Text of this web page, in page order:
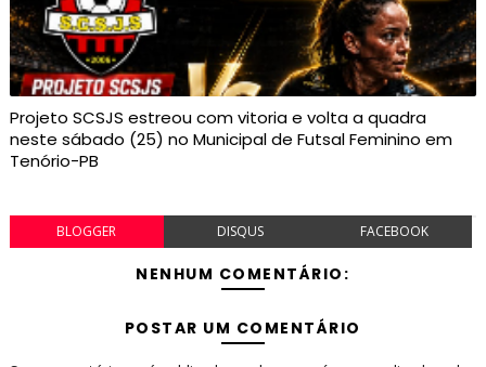
Projeto SCSJS estreou com vitoria e volta a quadra
neste sábado (25) no Municipal de Futsal Feminino em
Tenório-PB
BLOGGER DISQUS FACEBOOK
NENHUM COMENTÁRIO:
POSTAR UM COMENTÁRIO